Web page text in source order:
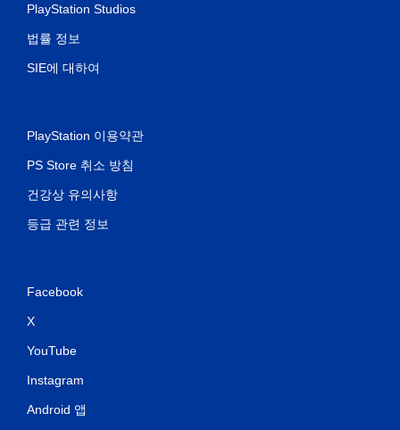
PlayStation Studios
법률 정보
SIE에 대하여
PlayStation 이용약관
PS Store 취소 방침
건강상 유의사항
등급 관련 정보
Facebook
X
YouTube
Instagram
Android 앱